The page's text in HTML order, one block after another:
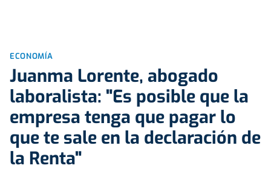
ECONOMÍA
Juanma Lorente, abogado
laboralista: "Es posible que la
empresa tenga que pagar lo
que te sale en la declaración de
la Renta"